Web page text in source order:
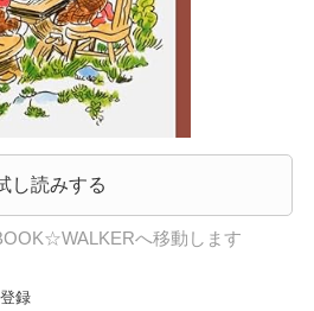
し読みする
へ移動します
登録